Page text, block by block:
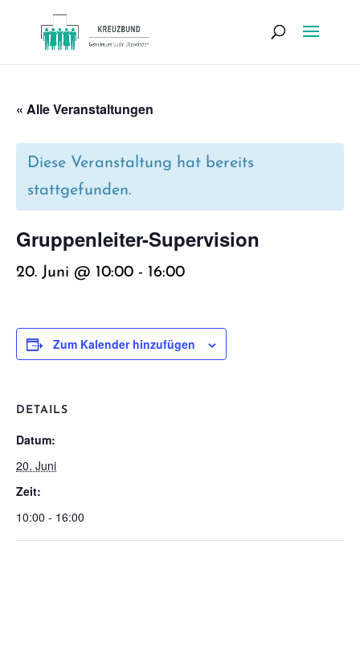
« Alle Veranstaltungen
Diese Veranstaltung hat bereits
stattgefunden.
Grup­pen­lei­ter-Super­vi­si­on
20. Juni @ 10:00 - 16:00
Zum Kalender hinzufügen
DETAILS
Datum:
20. Juni
Zeit:
10:00 - 16:00